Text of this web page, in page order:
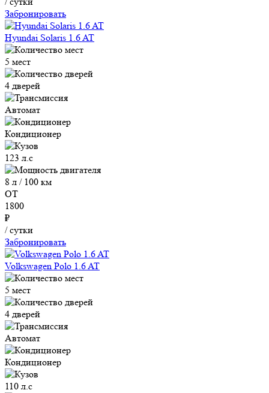
Забронировать
Hyundai Solaris 1.6 AT
5 мест
4 дверей
Автомат
Кондиционер
123 л.с
8 л / 100 км
ОТ
1800
₽
/ сутки
Забронировать
Volkswagen Polo 1.6 AT
5 мест
4 дверей
Автомат
Кондиционер
110 л.с